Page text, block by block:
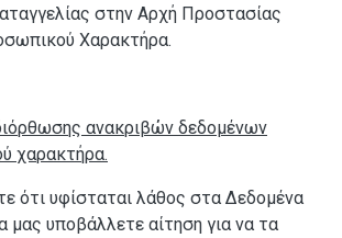
στην Αρχή Προστασίας
Χαρακτήρα.
ανακριβών δεδομένων
χαρακτήρα.
ότι υφίσταται λάθος στα Δεδομένα
μας υποβάλλετε αίτηση για να τα